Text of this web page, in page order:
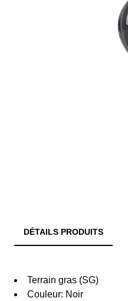
DÉTAILS PRODUITS
Terrain gras (SG)
Couleur: Noir